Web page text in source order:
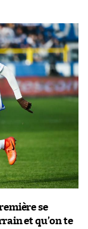
se
et qu’on te